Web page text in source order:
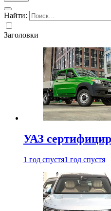
Найти:
Заголовки
УАЗ
1 год спустя1 год спустя